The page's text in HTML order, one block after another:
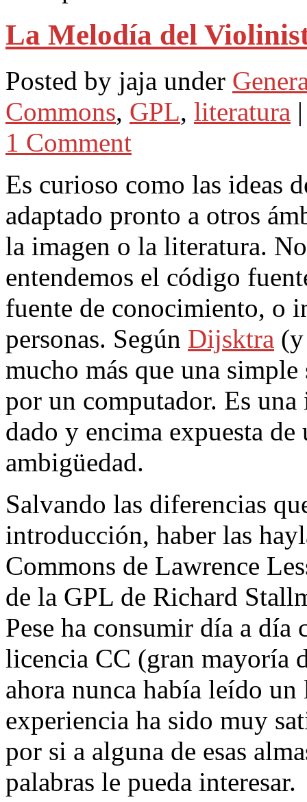
La Melodía del
Posted by jaja under
Commons, GPL, literatura |
1 Comment
Es curioso como las ideas
adaptado pronto a otros
la imagen o la literatura.
entendemos el código
fuente de conocimiento, o
personas. Según Dijsktra
mucho más que una simple
por un computador. Es
dado y encima expuesta
ambigüedad.
Salvando las diferencias
introducción, haber las
Commons de Lawrence
de la GPL de Richard
Pese ha consumir día a día
licencia CC (gran mayoría
ahora nunca había leído
experiencia ha sido muy
por si a alguna de esas
palabras le pueda interesar.